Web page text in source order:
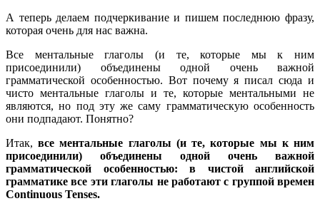
А теперь делаем подчеркивание и пишем последнюю фразу,
которая очень для нас важна.
Все ментальные глаголы (и те, которые мы к ним
присоединили) объединены одной очень важной
грамматической особенностью. Вот почему я писал сюда и
чисто ментальные глаголы и те, которые ментальными не
являются, но под эту же саму грамматическую особенность
они подпадают. Понятно?
Итак,все ментальные глаголы (и те, которые мы к ним
присоединили) объединены одной очень важной
грамматической особенностью: в чистой английской
грамматике все эти глаголы не работают с группой времен
Continuous Tenses.